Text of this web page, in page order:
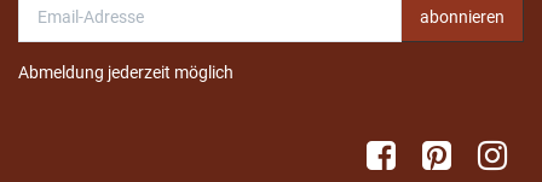
Adresse
abonnieren
Abmeldung jederzeit möglich